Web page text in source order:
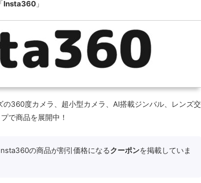
Insta360 」
360度カメラ、超小型カメラ、AI搭載ジンバル、レンズ交
で商品を展開中！
の商品が割引価格になるクーポンを掲載していま